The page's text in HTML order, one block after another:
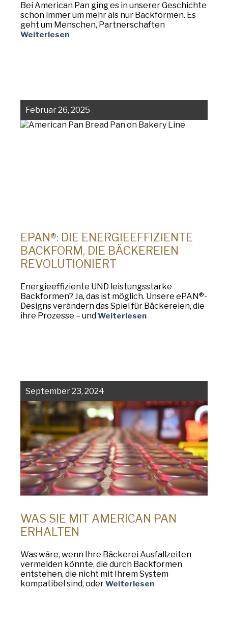
Bei American Pan ging es in unserer Geschichte
schon immer um mehr als nur Backformen. Es
geht um Menschen, Partnerschaften
Weiterlesen
Februar 26, 2025
EPAN®: DIE ENERGIEEFFIZIENTE
BACKFORM, DIE BÄCKEREIEN
REVOLUTIONIERT
Energieeffiziente UND leistungsstarke
Backformen? Ja, das ist möglich. Unsere ePAN®-
Designs verändern das Spiel für Bäckereien, die
ihre Prozesse – und Weiterlesen
September 23, 2024
WAS SIE MIT AMERICAN PAN
ERHALTEN
Was wäre, wenn Ihre Bäckerei Ausfallzeiten
vermeiden könnte, die durch Backformen
entstehen, die nicht mit Ihrem System
kompatibel sind, oderWeiterlesen